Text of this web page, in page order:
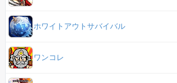
ホワイトアウトサバイバル
ワンコレ